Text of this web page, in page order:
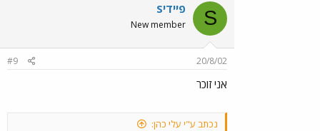
S Sפיידי
New member
20/8/02
#9
אני זוכר
נכתב ע"י עלי כהן: